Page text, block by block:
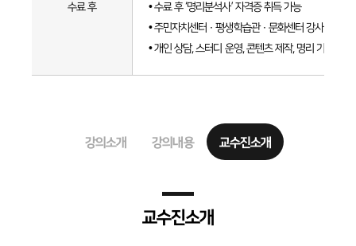
수료 후
• 수료 후 ‘명리분석사’ 자격증 취득 가능
• 주민자치센터 · 평생학습관 · 문화센터 강사 및 상
• 개인 상담, 스터디 운영, 콘텐츠 제작, 명리 기반 브
강의소개 강의내용 교수진소개
교수진소개